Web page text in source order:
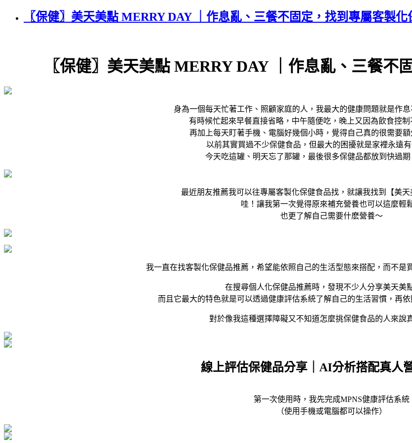
〖保健〗美天美點 MERRY DAY ｜作息亂、三餐不固定，找到專屬客製化
〖保健〗美天美點 MERRY DAY ｜作息亂、三餐不
身為一個每天忙著工作、照顧家庭的人，我最大的健康問題就是作
有時候忙起來早餐直接省略，中午隨便吃，晚上又因為飲食控
再加上每天盯著手機、電腦好幾個小時，覺得自己真的很需要額
以前其實買過不少保健食品，但最大的困擾就是家裡永遠
今天吃這罐、明天忘了那罐，最後很多保健品都放到快過
最近朋友推薦我可以往專屬客製化保健食品找，就讓我找到【美天
哇！讓我第一次覺得原來補充營養也可以這麼輕
也更了解自己需要什麽營養～
我一直在找客製化保健品推薦，希望能依照自己的生活型態來搭配，而不是
在搜尋個人化保健品推薦時，發現不少人分享美天美
而且它最大的特色就是可以透過健康評估系統了解自己的生活習慣，再
對於像我這種選擇障礙又不知道怎麼挑保健食品的人來說
線上評估保健品分享｜AI分析搭配真人
第一次使用時，我先完成MPNS健康評估系統
（使用手機或電腦都可以操作）